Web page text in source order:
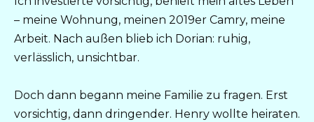
– meine Wohnung, meinen 2019er Camry, meine
Arbeit. Nach außen blieb ich Dorian: ruhig,
verlässlich, unsichtbar.
Doch dann begann meine Familie zu fragen. Erst
vorsichtig, dann dringender. Henry wollte heiraten.